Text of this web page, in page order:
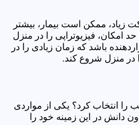
زیاد، ممکن است بیمار، بیشتر
فیزیوتراپی را در منزل
باشد که زمان زیادی را در
در منزل شروع کند.
را انتخاب کرد؟ یکی از مواردی
دانش در این زمینه خود را